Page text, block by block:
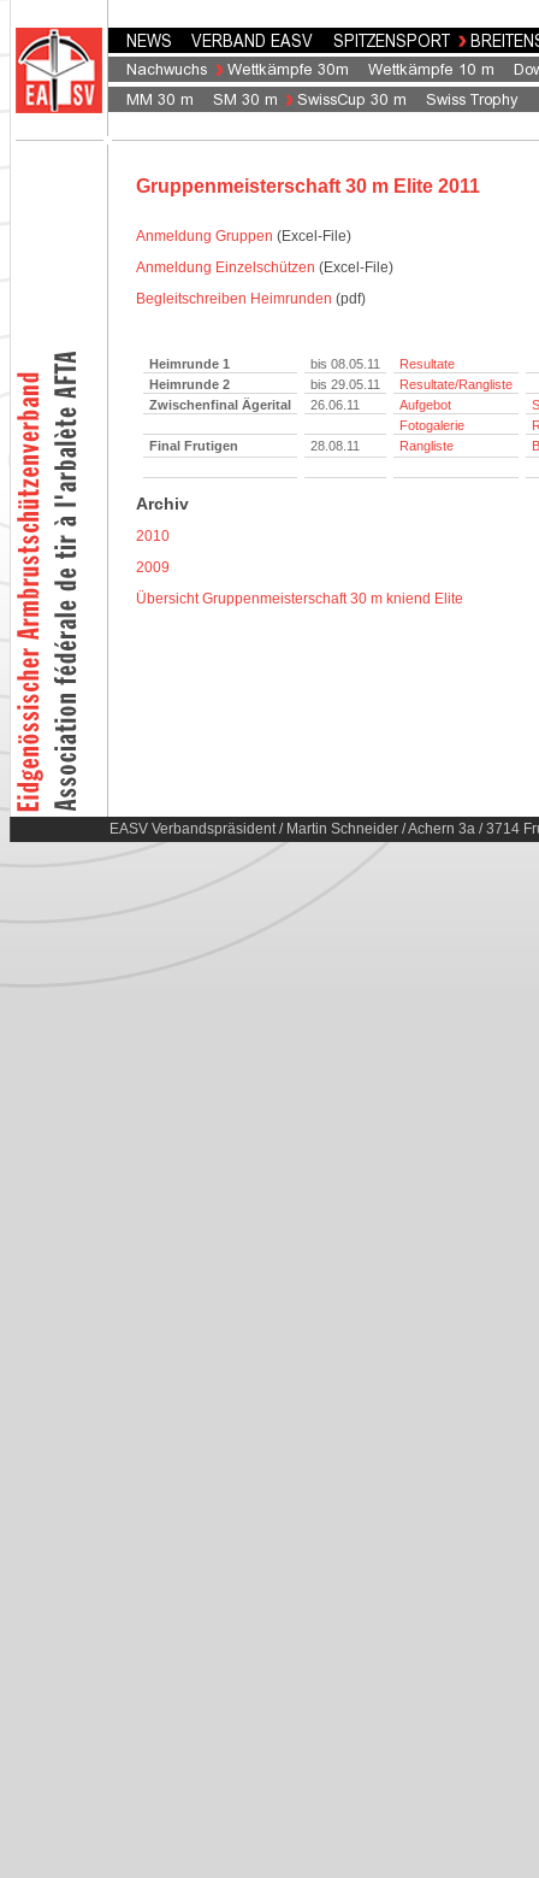
Gruppenmeisterschaft 30 m Elite 2011
Anmeldung Gruppen (Excel-File)
Anmeldung Einzelschützen (Excel-File)
Begleitschreiben Heimrunden (pdf)
Heimrunde 1 bis 08.05.11
Resultate
Heimrunde 2
bis 29.05.11
Resultate/Rangliste
Zwischenfinal Ägerital
26.06.11 Aufgebot
Fotogalerie
Final Frutigen
28.08.11 Rangliste
Archiv
2010
2009
Übersicht Gruppenmeisterschaft 30 m kniend Elite
EASV Verbandspräsident / Martin Schneider / Achern 3a / 3714